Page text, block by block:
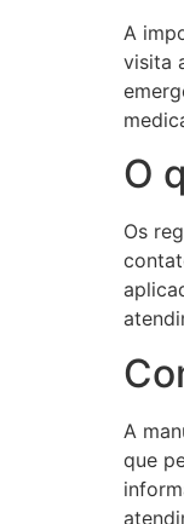
A
visita
O
Os
A
que